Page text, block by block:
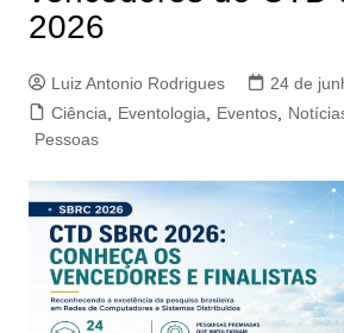
2026
Luiz Antonio Rodrigues
24 de
Ciência
Eventologia Eventos,
Pessoas